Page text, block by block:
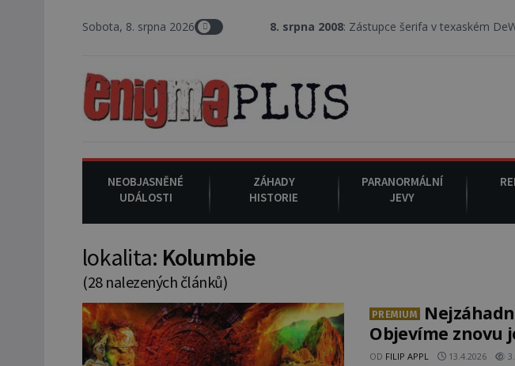
Sobota, 8. srpna 20268. srpna 2008 : Zástupce šerifa v texaském DeWitt County
NEOBJASNĚNÉ
UDÁLOSTI
ZÁHADY
HISTORIE
PARANORMÁLNÍ
JEVY
lokalita: Kolumbie
(28 nalezených článků)
PREMIUM
Objevíme znovu
moudrost?
OD FILIP APPL 13.4.2026